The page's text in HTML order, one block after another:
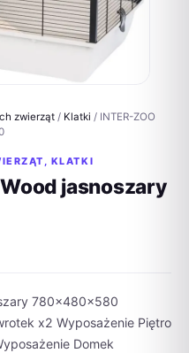
zwierząt / Klatki / INTER-ZOO
, KLATKI
jasnoszary
780x480x580
x2 Wyposażenie Piętro
Domek